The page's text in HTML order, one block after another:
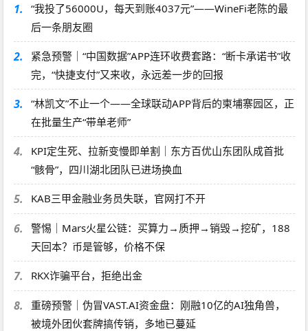
1.
“我投了56000U，每天到账4037元”——WineFi老陈的最
后一条朋友圈
2.
紧急预警｜“中国数据”APP连环收费套路：“断卡承诺书”收
完，“快捷支付”又来收，永远差一步的回报
3.
“林凯文”不止一个——全球联动APP背后的柬埔寨园区，正
在批量生产“带单老师”
4.
KPI定生死、拉新变慢即单割｜东方百优山东团队成首批
“骸骨”，四川湖北团队已进场换血
5. KAB三甲金融业务员失联，官网打不开
6.
警惕｜Mars火星公链：买算力→质押→销毁→挖矿，188
天回本？币是管够，价格不保
7. RKX诈骗平台，拒绝出金
8.
重磅预警｜伪冒VAST.AI资金盘：刚融10亿的AI独角兽，
被境外团伙套牌搞传销，多地已蔓延